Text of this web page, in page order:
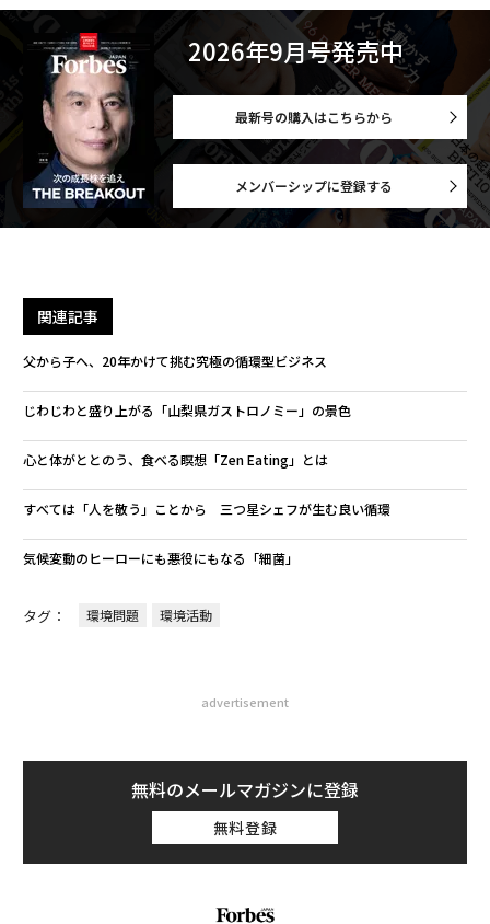
2026年9月号発売中
最新号の購入はこちらから
メンバーシップに登録する
関連記事
父から子へ、20年かけて挑む究極の循環型ビジネス
じわじわと盛り上がる「山梨県ガストロノミー」の景色
心と体がととのう、食べる瞑想「Zen Eating」とは
すべては「人を敬う」ことから 三つ星シェフが生む良い循環
気候変動のヒーローにも悪役にもなる「細菌」
タグ： 環境問題 環境活動
advertisement
無料のメールマガジンに登録
無料登録